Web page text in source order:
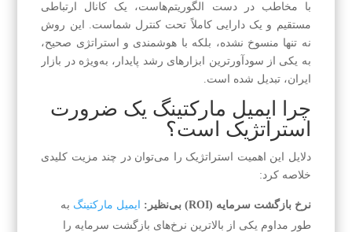
با مخاطب در دست الگوریتم‌هاست، یک کانال ارتباطی
مستقیم و یک دارایی کاملاً تحت کنترل شماست. این روش
نه تنها منسوخ نشده، بلکه با هوشمندی و استراتژی صحیح،
به یکی از سودآورترین ابزارهای رشد پایدار، به‌ویژه در بازار
ایران، تبدیل شده است.
چرا ایمیل مارکتینگ یک ضرورت
استراتژیک است؟
دلایل این اهمیت استراتژیک را می‌توان در چند مزیت کلیدی
خلاصه کرد:
نرخ بازگشت سرمایه (ROI) بی‌نظیر: ایمیل مارکتینگ به
طور مداوم یکی از بالاترین نرخ‌های بازگشت سرمایه را